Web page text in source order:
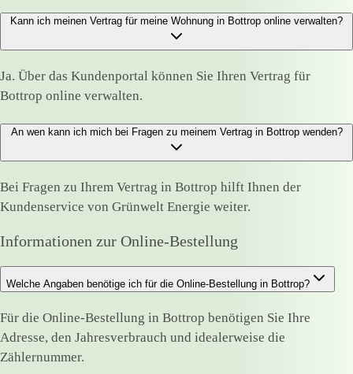
Kann ich meinen Vertrag für meine Wohnung in Bottrop online verwalten?
Ja. Über das Kundenportal können Sie Ihren Vertrag für
Bottrop online verwalten.
An wen kann ich mich bei Fragen zu meinem Vertrag in Bottrop wenden?
Bei Fragen zu Ihrem Vertrag in Bottrop hilft Ihnen der
Kundenservice von Grünwelt Energie weiter.
Informationen zur Online-Bestellung
Welche Angaben benötige ich für die Online-Bestellung in Bottrop?
Für die Online-Bestellung in Bottrop benötigen Sie Ihre
Adresse, den Jahresverbrauch und idealerweise die
Zählernummer.